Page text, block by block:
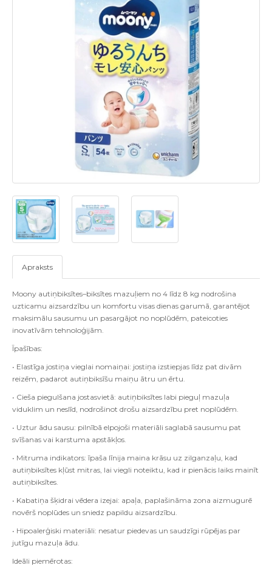
Apraksts
Moony autiņbiksītes–biksītes mazuļiem no 4 līdz 8 kg nodrošina
uzticamu aizsardzību un komfortu visas dienas garumā, garantējot
maksimālu sausumu un pasargājot no noplūdēm, pateicoties
inovatīvām tehnoloģijām.
Īpašības:
• Elastīga jostiņa vieglai nomaiņai: jostiņa izstiepjas līdz pat divām
reizēm, padarot autiņbiksīšu maiņu ātru un ērtu.
• Cieša piegulšana jostasvietā: autiņbiksītes labi pieguļ mazuļa
viduklim un neslīd, nodrošinot drošu aizsardzību pret noplūdēm.
• Uztur ādu sausu: pilnībā elpojoši materiāli saglabā sausumu pat
svīšanas vai karstuma apstākļos.
• Mitruma indikators: īpaša līnija maina krāsu uz zilganzaļu, kad
autiņbiksītes kļūst mitras, lai viegli noteiktu, kad ir pienācis laiks mainīt
autiņbiksītes.
• Kabatiņa šķidrai vēdera izejai: apaļa, paplašināma zona aizmugurē
novērš noplūdes un sniedz papildu aizsardzību.
• Hipoalerģiski materiāli: nesatur piedevas un saudzīgi rūpējas par
jutīgu mazuļa ādu.
Ideāli piemērotas: